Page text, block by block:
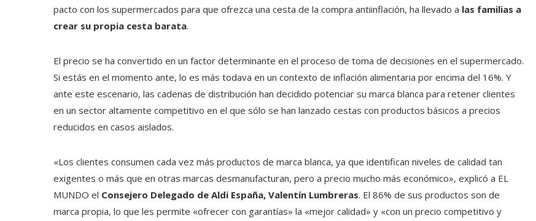
pacto con los supermercados para que ofrezca una cesta de la compra antiinflación, ha llevado a las familias a
crear su propia cesta barata.
El precio se ha convertido en un factor determinante en el proceso de toma de decisiones en el supermercado.
Si estás en el momento ante, lo es más todava en un contexto de inflación alimentaria por encima del 16%. Y
ante este escenario, las cadenas de distribución han decidido potenciar su marca blanca para retener clientes
en un sector altamente competitivo en el que sólo se han lanzado cestas con productos básicos a precios
reducidos en casos aislados.
«Los clientes consumen cada vez más productos de marca blanca, ya que identifican niveles de calidad tan
exigentes o más que en otras marcas desmanufacturan, pero a precio mucho más económico», explicó a EL
MUNDO el Consejero Delegado de Aldi España, Valentín Lumbreras. El 86% de sus productos son de
marca propia, lo que les permite «ofrecer con garantías» la «mejor calidad» y «con un precio competitivo y